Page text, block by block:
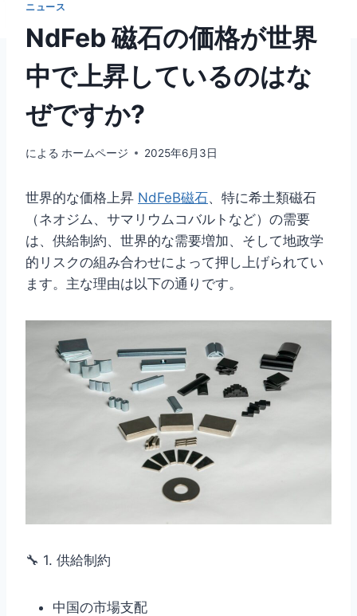
ニュース
NdFeb 磁石の価格が世界
中で上昇しているのはな
ぜですか?
による ホームページ 2025年6月3日
世界的な価格上昇 NdFeB磁石、特に希土類磁石
（ネオジム、サマリウムコバルトなど）の需要
は、供給制約、世界的な需要増加、そして地政学
的リスクの組み合わせによって押し上げられてい
ます。主な理由は以下の通りです。
🔧 1. 供給制約
中国の市場支配